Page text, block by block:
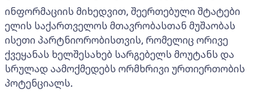
ინფორმაციის მიხედვით, შეერთებული შტატები
ელის საქართველოს მთავრობასთან მუშაობას
ისეთი პარტნიორობისთვის, რომელიც ორივე
ქვეყანას ხელშესახებ სარგებელს მოუტანს და
სრულად აამოქმედებს ორმხრივი ურთიერთობის
პოტენციალს.